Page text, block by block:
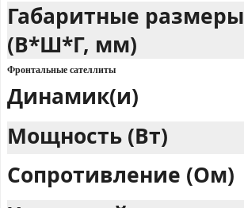
Габаритные размеры
(В*Ш*Г, мм)
Фронтальные сателлиты
Динамик(и)
Мощность (Вт)
Сопротивление (Ом)